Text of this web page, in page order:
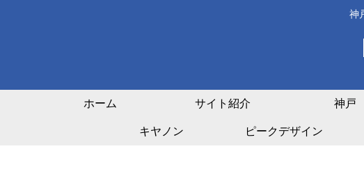
神
ホーム サイト紹介 神戸
キヤノン ピークデザイン